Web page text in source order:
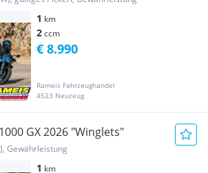
1 km
2ccm
Rameis Fahrzeughandel
4523 Neuzeug
€ 8.990
GX 2026 "Winglets"
Gewährleistung
1 km